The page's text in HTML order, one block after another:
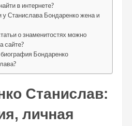
в интернете?
у Станислава Бондаренко жена и
о знаменитостях можно
сайте?
Бондаренко
Станислав:
личная